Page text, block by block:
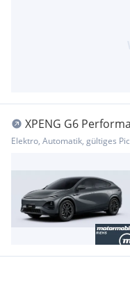
XPENG G6
MÖGLICH
Elektro, Automatik, gültiges